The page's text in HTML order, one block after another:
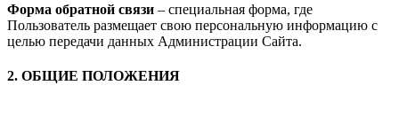
Форма обратной связи – специальная форма, где
Пользователь размещает свою персональную информацию с
целью передачи данных Администрации Сайта.
2. ОБЩИЕ ПОЛОЖЕНИЯ